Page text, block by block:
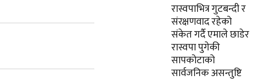
रास्वपाभित्र गुटबन्दी र
संरक्षणवाद रहेको
संकेत गर्दै एमाले छाडेर
रास्वपा पुगेकी
सापकोटाको
सार्वजनिक असन्तुष्टि